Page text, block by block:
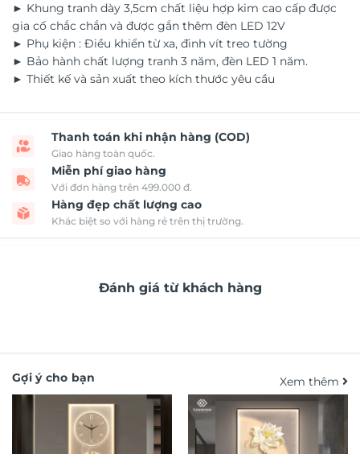
► Khung tranh dày 3,5cm chất liệu hợp kim cao cấp được
gia cố chắc chắn và được gắn thêm đèn LED 12V
► Phụ kiện : Điều khiển từ xa, đinh vít treo tường
► Bảo hành chất lượng tranh 3 năm, đèn LED 1 năm.
► Thiết kế và sản xuất theo kích thước yêu cầu
Thanh toán khi nhận hàng (COD)
Giao hàng toàn quốc.
Miễn phí giao hàng
Với đơn hàng trên 499.000 đ.
Hàng đẹp chất lượng cao
Khác biệt so với hàng rẻ trên thị trường.
Đánh giá từ khách hàng
Gợi ý cho bạn Xem thêm